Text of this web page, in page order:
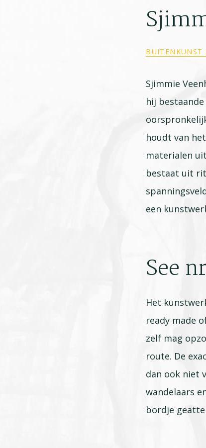
BUITENKUNST
Sjimmie
hij
houdt van
materialen
bestaat uit
een
See
Het
ready made
zelf mag
route. De
dan ook niet
wandelaars
bordje